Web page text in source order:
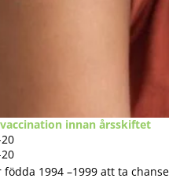
innan årsskiftet
1994 –1999 att ta